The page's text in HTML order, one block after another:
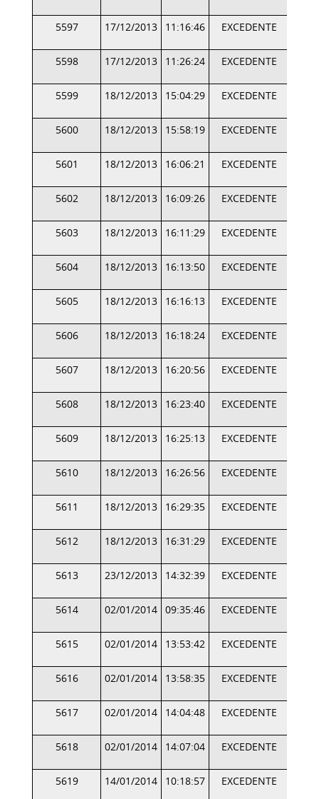
5597 17/12/2013 11:16:46 EXCEDENTE
5598 17/12/2013 11:26:24 EXCEDENTE
5599 18/12/2013 15:04:29 EXCEDENTE
5600 18/12/2013 15:58:19 EXCEDENTE
5601 18/12/2013 16:06:21 EXCEDENTE
5602 18/12/2013 16:09:26 EXCEDENTE
5603 18/12/2013 16:11:29 EXCEDENTE
5604 18/12/2013 16:13:50 EXCEDENTE
5605 18/12/2013 16:16:13 EXCEDENTE
5606 18/12/2013 16:18:24 EXCEDENTE
5607 18/12/2013 16:20:56 EXCEDENTE
5608 18/12/2013 16:23:40 EXCEDENTE
5609 18/12/2013 16:25:13 EXCEDENTE
5610 18/12/2013 16:26:56 EXCEDENTE
5611 18/12/2013 16:29:35 EXCEDENTE
5612 18/12/2013 16:31:29 EXCEDENTE
5613 23/12/2013 14:32:39 EXCEDENTE
5614 02/01/2014 09:35:46 EXCEDENTE
5615 02/01/2014 13:53:42 EXCEDENTE
5616 02/01/2014 13:58:35 EXCEDENTE
5617 02/01/2014 14:04:48 EXCEDENTE
5618 02/01/2014 14:07:04 EXCEDENTE
5619 14/01/2014 10:18:57 EXCEDENTE